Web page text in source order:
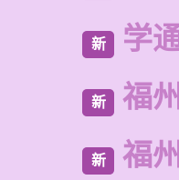
新 学
新 福
新 福